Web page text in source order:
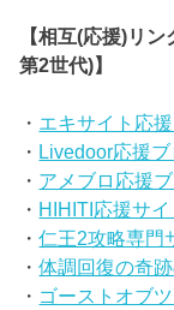
【相互(応援)リ
第2世代)】
・ エキサイト応
・ Livedoor応援
・ アメブロ応援
・ HIHITI応援サイ
・仁王2攻略専門
・体調回復の奇
・ ゴーストオブ